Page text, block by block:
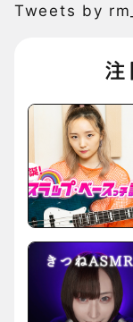
Tweets by
注